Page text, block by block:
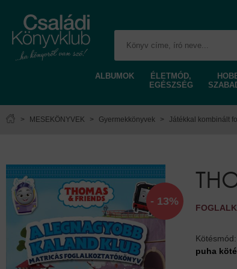
ALBUMOK
ÉLETMÓD,
EGÉSZSÉG
> MESEKÖNYVEK > Gyermekkönyvek > Játékkal kombinált
- 13%
Kötésmód:
puha